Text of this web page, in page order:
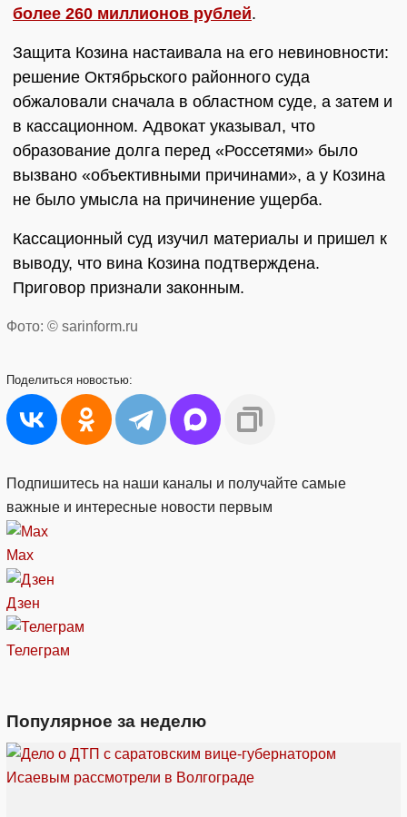
более 260 миллионов рублей.
Защита Козина настаивала на его невиновности:
решение Октябрьского районного суда
обжаловали сначала в областном суде, а затем и
в кассационном. Адвокат указывал, что
образование долга перед «Россетями» было
вызвано «объективными причинами», а у Козина
не было умысла на причинение ущерба.
Кассационный суд изучил материалы и пришел к
выводу, что вина Козина подтверждена.
Приговор признали законным.
Фото: © sarinform.ru
Поделиться новостью:
Подпишитесь на наши каналы и получайте самые
важные и интересные новости первым
Max
Дзен
Телеграм
Популярное за неделю